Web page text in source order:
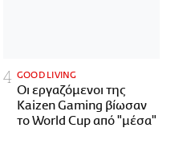
GOOD LIVING
Οι εργαζόμενοι της
Kaizen Gaming βίωσαν
το World Cup από "μέσα"